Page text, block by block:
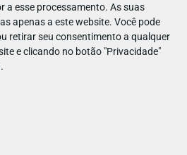
a esse processamento. As suas
apenas a este website. Você pode
retirar seu consentimento a qualquer
e clicando no botão "Privacidade"